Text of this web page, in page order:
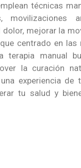
técnicas
movilizaciones
dolor, mejorar la
centrado en
terapia manual
la curación
experiencia de
tu salud y